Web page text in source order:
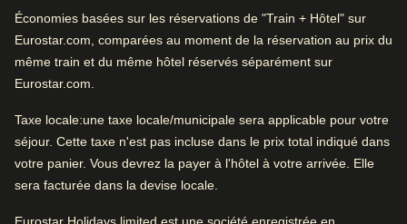
Gare proche
Chambres propres
transports en commun et de la gare. Atmosphère
fantastique. Très bonne piscine. Très belle chambre.
Ambiance 4.6
Avis des utilisatrices et utilisateurs, 4.6 sur 5
168 commentaires vérifiés
Positif:
100% ont apprécié le hall d'entrée.
Avis des utilisatrices et utilisateurs, 4.6 sur 5
559 commentaires vérifiés
Économies basées sur les réservations de "Train + Hôtel" sur
Eurostar.com, comparées au moment de la réservation au prix du
même train et du même hôtel réservés séparément sur
Eurostar.com.
Taxe locale:une taxe locale/municipale sera applicable pour votre
séjour. Cette taxe n'est pas incluse dans le prix total indiqué dans
votre panier. Vous devrez la payer à l'hôtel à votre arrivée. Elle
sera facturée dans la devise locale.
Eurostar Holidays limited est une société enregistrée en